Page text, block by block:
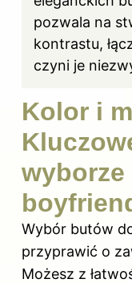
pozwala na
kontrastu,
czyni je
Kolor i
Wybór butów
przyprawić o
Możesz z